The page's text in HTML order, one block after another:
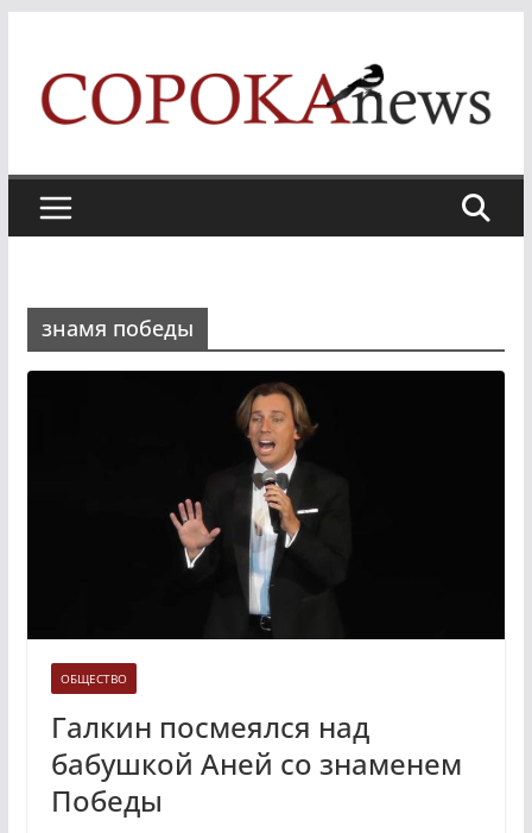
content
знамя победы
ОБЩЕСТВО
Галкин посмеялся над
бабушкой Аней со знаменем
Победы